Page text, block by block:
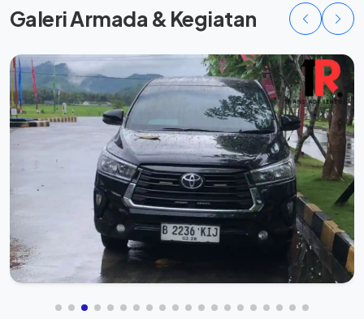
Galeri Armada & Kegiatan